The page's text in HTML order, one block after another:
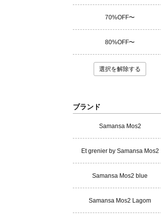
70%OFF〜
80%OFF〜
選択を解除する
ブランド
Samansa Mos2
Et grenier by Samansa Mos2
Samansa Mos2 blue
Samansa Mos2 Lagom